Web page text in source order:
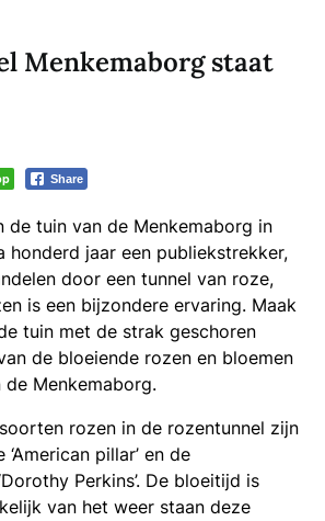
Menkemaborg staat
Share
de tuin van de Menkemaborg in
honderd jaar een publiekstrekker,
door een tunnel van roze,
is een bijzondere ervaring. Maak
tuin met de strak geschoren
de bloeiende rozen en bloemen
Menkemaborg.
rozen in de rozentunnel zijn
pillar’ en de
Perkins’. De bloeitijd is
van het weer staan deze